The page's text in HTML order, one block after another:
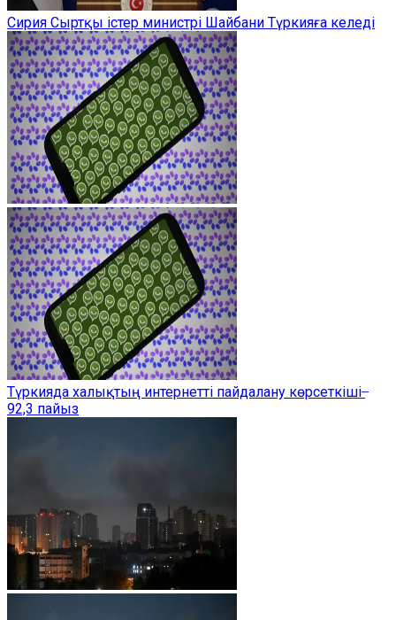
Сирия Сыртқы істер министрі Шайбани Түркияға келеді
Түркияда халықтың интернетті пайдалану көрсеткіші ̶
92,3 пайыз